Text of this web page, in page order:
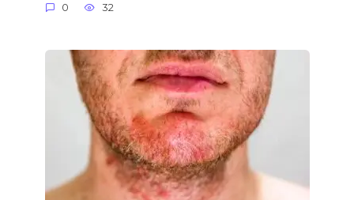
0 32